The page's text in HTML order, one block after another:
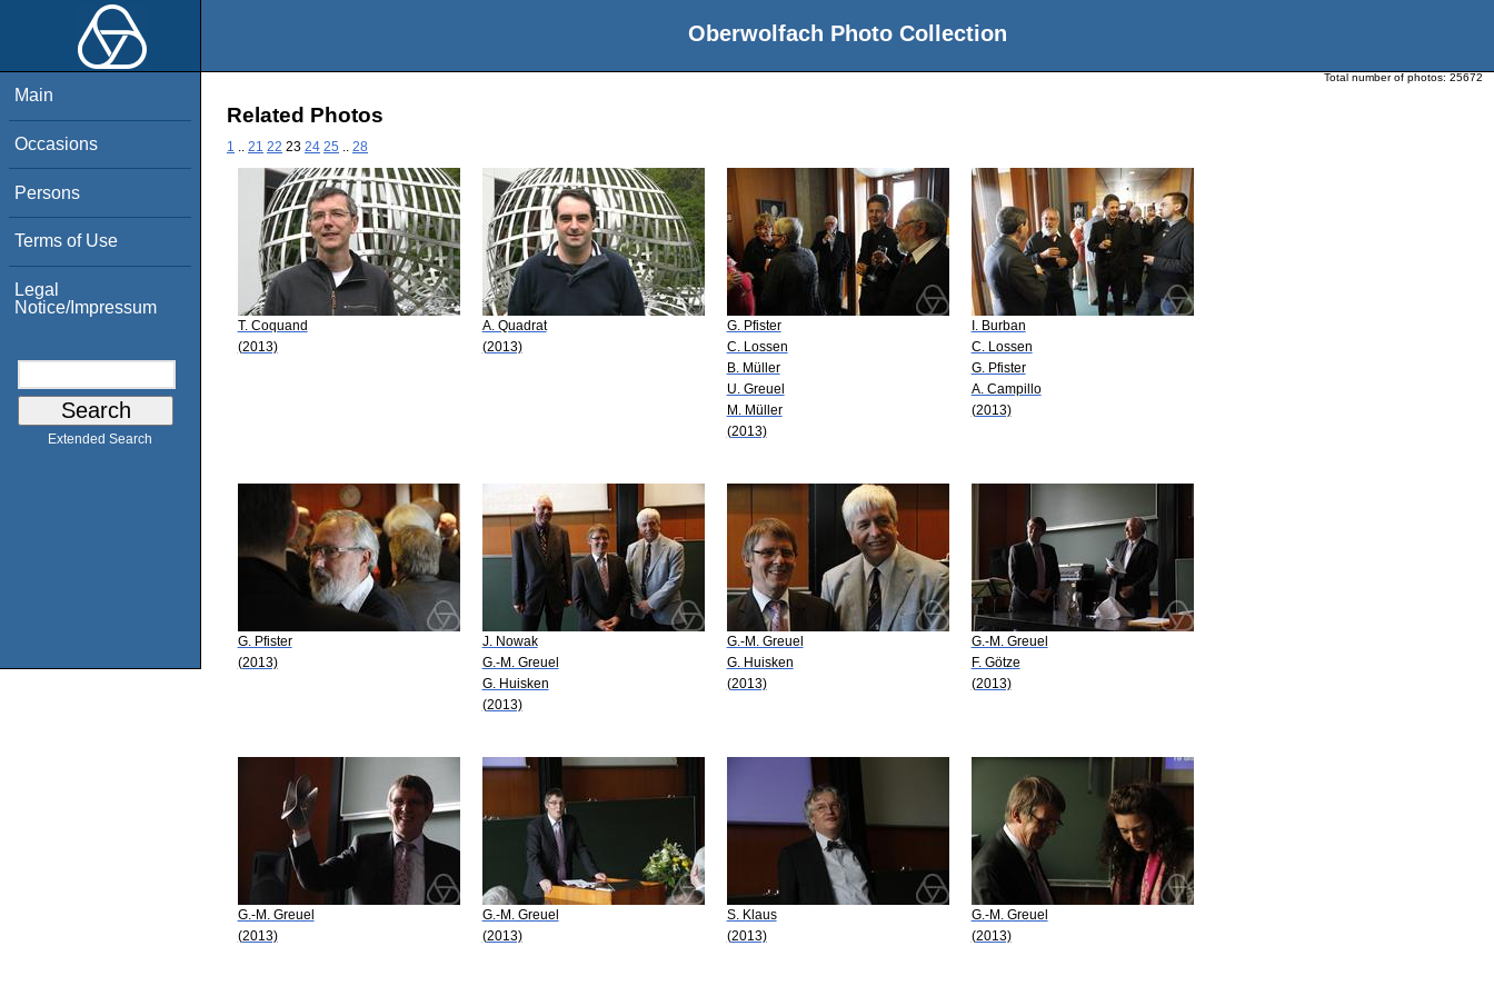
Oberwolfach Photo Collection
Main
Occasions
Persons
Terms of Use
Legal
Notice/Impressum
Extended Search
Total number of photos: 25672
Related Photos
1 21 22 23 24 25 28
T. Coquand
(2013)
A. Quadrat
(2013)
G. Pfister
C. Lossen
B. Müller
U. Greuel
M. Müller
(2013)
I. Burban
C. Lossen
G. Pfister
A. Campillo
(2013)
G. Pfister
(2013)
J. Nowak
G.-M. Greuel
G. Huisken
(2013)
G.-M. Greuel
G. Huisken
(2013)
G.-M. Greuel
F. Götze
(2013)
G.-M. Greuel
(2013)
G.-M. Greuel
(2013)
S. Klaus
(2013)
G.-M. Greuel
(2013)